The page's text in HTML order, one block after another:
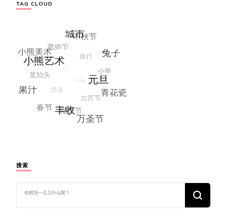
航
TAG CLOUD
搜索
么